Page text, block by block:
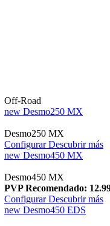
Off-Road
new Desmo250 MX
Desmo250 MX
Configurar Descubrir más
new Desmo450 MX
Desmo450 MX
PVP Recomendado:
Configurar Descubrir más
new Desmo450 EDS